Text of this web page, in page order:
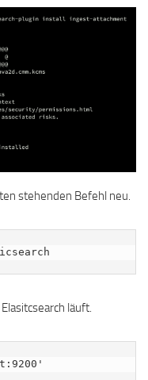
stehenden Befehl neu.
läuft.